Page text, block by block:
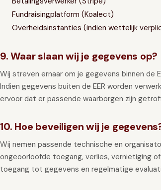
Fundraisingplatform (Koalect)
Overheidsinstanties (indien wettelijk
9. Waar slaan wij je gegevens op?
Wij streven ernaar om je gegevens binnen de
Indien gegevens buiten de EER worden
ervoor dat er passende waarborgen zijn
10. Hoe beveiligen wij je
Wij nemen passende technische en
ongeoorloofde toegang, verlies, vernietiging
toegang tot gegevens en regelmatige